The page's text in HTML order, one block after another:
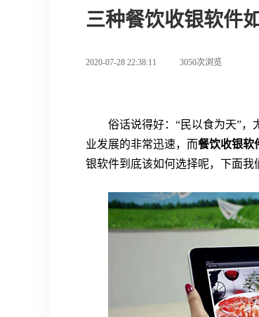
三种餐饮收银软件
2020-07-28 22:38:11 3050次浏览
俗话说得好：“民以食为天”
业发展的非常迅速，而餐饮收银软
银软件到底该如何选择呢，下面我